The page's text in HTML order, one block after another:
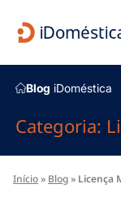
Blog iDoméstica
Categoria:
Início» Blog» Licença